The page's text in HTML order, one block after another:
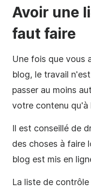
Avoir une
faut faire
Une fois que vous
blog, le travail
passer au moins
votre contenu qu'à
Il est conseillé de
des choses à faire
blog est mis en
La liste de